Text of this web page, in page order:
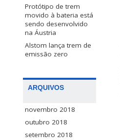
Protótipo de trem
movido à bateria está
sendo desenvolvido
na Áustria
Alstom lança trem de
emissão zero
ARQUIVOS
novembro 2018
outubro 2018
setembro 2018